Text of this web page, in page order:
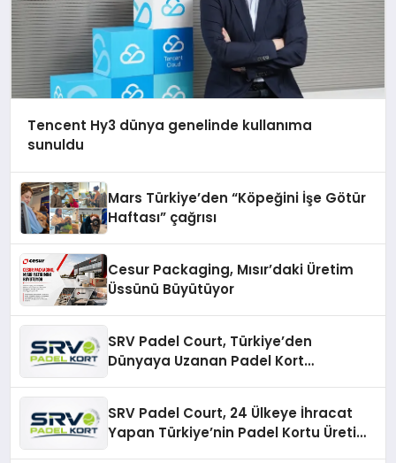
Tencent Hy3 dünya genelinde kullanıma
sunuldu
Mars Türkiye’den “Köpeğini İşe Götür
Haftası” çağrısı
Cesur Packaging, Mısır’daki Üretim
Üssünü Büyütüyor
SRV Padel Court, Türkiye’den
Dünyaya Uzanan Padel Kort
SRV Padel Court, 24 Ülkeye İhracat
Yapan Türkiye’nin Padel Kortu Üretim